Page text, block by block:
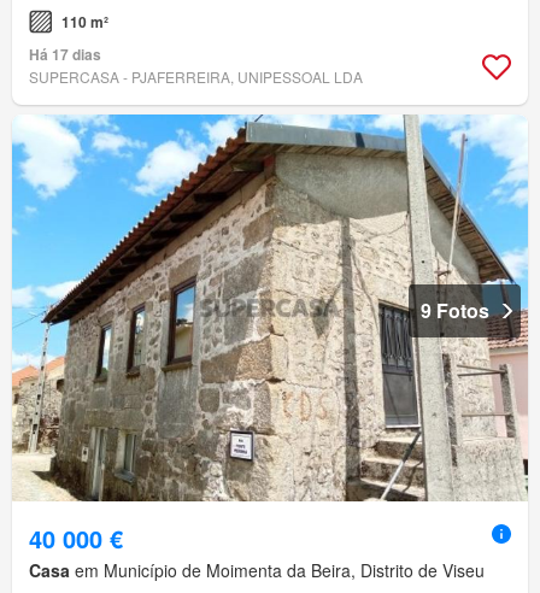
110 m²
Há 17 dias
SUPERCASA - PJAFERREIRA, UNIPESSOAL LDA
9 Fotos
40 000 €
Casa em Município de Moimenta da Beira, Distrito de Viseu